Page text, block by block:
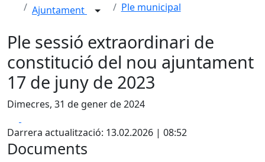
Ajuntament Ple municipal
Ple sessió extraordinari de
constitució del nou ajuntament
17 de juny de 2023
Dimecres, 31 de gener de 2024
Darrera actualització: 13.02.2026 | 08:52
Documents